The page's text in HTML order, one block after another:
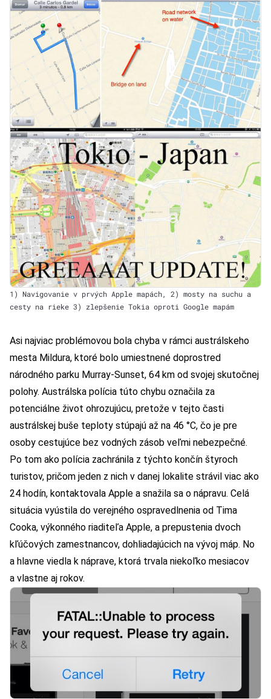
1) Navigovanie v prvých Apple mapách, 2) mosty na suchu a
cesty na rieke 3) zlepšenie Tokia oproti Google mapám
Asi najviac problémovou bola chyba v rámci austrálskeho
mesta Mildura, ktoré bolo umiestnené doprostred
národného parku Murray-Sunset, 64 km od svojej skutočnej
polohy. Austrálska polícia túto chybu označila za
potenciálne život ohrozujúcu, pretože v tejto časti
austrálskej buše teploty stúpajú až na 46 °C, čo je pre
osoby cestujúce bez vodných zásob veľmi nebezpečné.
Po tom ako polícia zachránila z týchto končín štyroch
turistov, pričom jeden z nich v danej lokalite strávil viac ako
24 hodín, kontaktovala Apple a snažila sa o nápravu. Celá
situácia vyústila do verejného ospravedlnenia od Tima
Cooka, výkonného riaditeľa Apple, a prepustenia dvoch
kľúčových zamestnancov, dohliadajúcich na vývoj máp. No
a hlavne viedla k náprave, ktorá trvala niekoľko mesiacov
a vlastne aj rokov.